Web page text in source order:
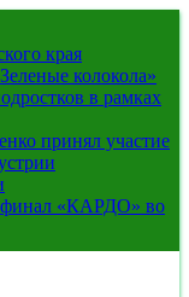
края
колокола»
в рамках
принял участие
финал «КАРДО» во